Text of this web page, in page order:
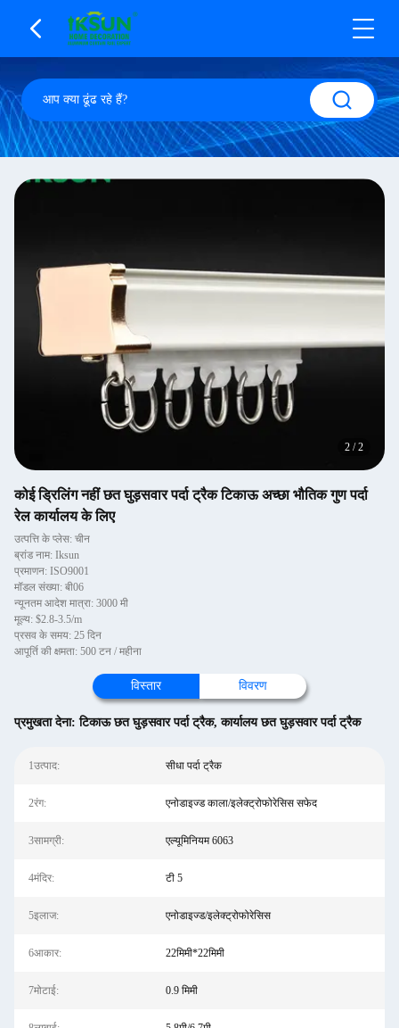
2 /2
कोई ड्रिलिंग नहीं छत घुड़सवार पर्दा ट्रैक टिकाऊ अच्छा भौतिक गुण पर्दा
रेल कार्यालय के लिए
उत्पत्ति के प्लेस: चीन
ब्रांड नाम: Iksun
प्रमाणन: ISO9001
मॉडल संख्या: बी06
न्यूनतम आदेश मात्रा: 3000 मी
मूल्य: $2.8-3.5/m
प्रसव के समय: 25 दिन
आपूर्ति की क्षमता: 500 टन / महीना
विस्तार विवरण
प्रमुखता देना:टिकाऊ छत घुड़सवार पर्दा ट्रैक,कार्यालय छत घुड़सवार पर्दा ट्रैक
1उत्पाद: सीधा पर्दा ट्रैक
2रंग: एनोडाइज्ड काला/इलेक्ट्रोफोरेसिस सफेद
3सामग्री: एल्यूमिनियम 6063
4मंदिर: टी 5
5इलाज: एनोडाइज्ड/इलेक्ट्रोफोरेसिस
6आकार: 22मिमी*22मिमी
7मोटाई: 0.9 मिमी